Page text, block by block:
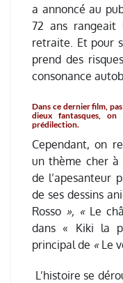
a annoncé au
72 ans rangeait
retraite. Et pour
prend des
consonance
Dans ce dernier film,
dieux fantasques , on
prédilection.
Cependant, on
un thème cher
de l’apesanteur
de ses dessins
Rosso », « Le
dans « Kiki la
principal de « Le
L’histoire se